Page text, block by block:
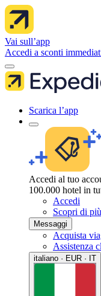
Vai sull’app
Accedi a sconti
Scarica l’app
Accedi al tuo
100.000 hotel in
Accedi
Scopri di
Messaggi
Acquista
Assistenza
italiano · EUR · IT